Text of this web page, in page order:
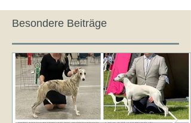
Besondere Beiträge